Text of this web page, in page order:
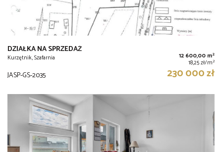
DZIAŁKA NA SPRZEDAŻ
Kurzętnik, Szafarnia 12 600,00 m2
18,25 zł/m2
JASP-GS-2035 230 000 zł